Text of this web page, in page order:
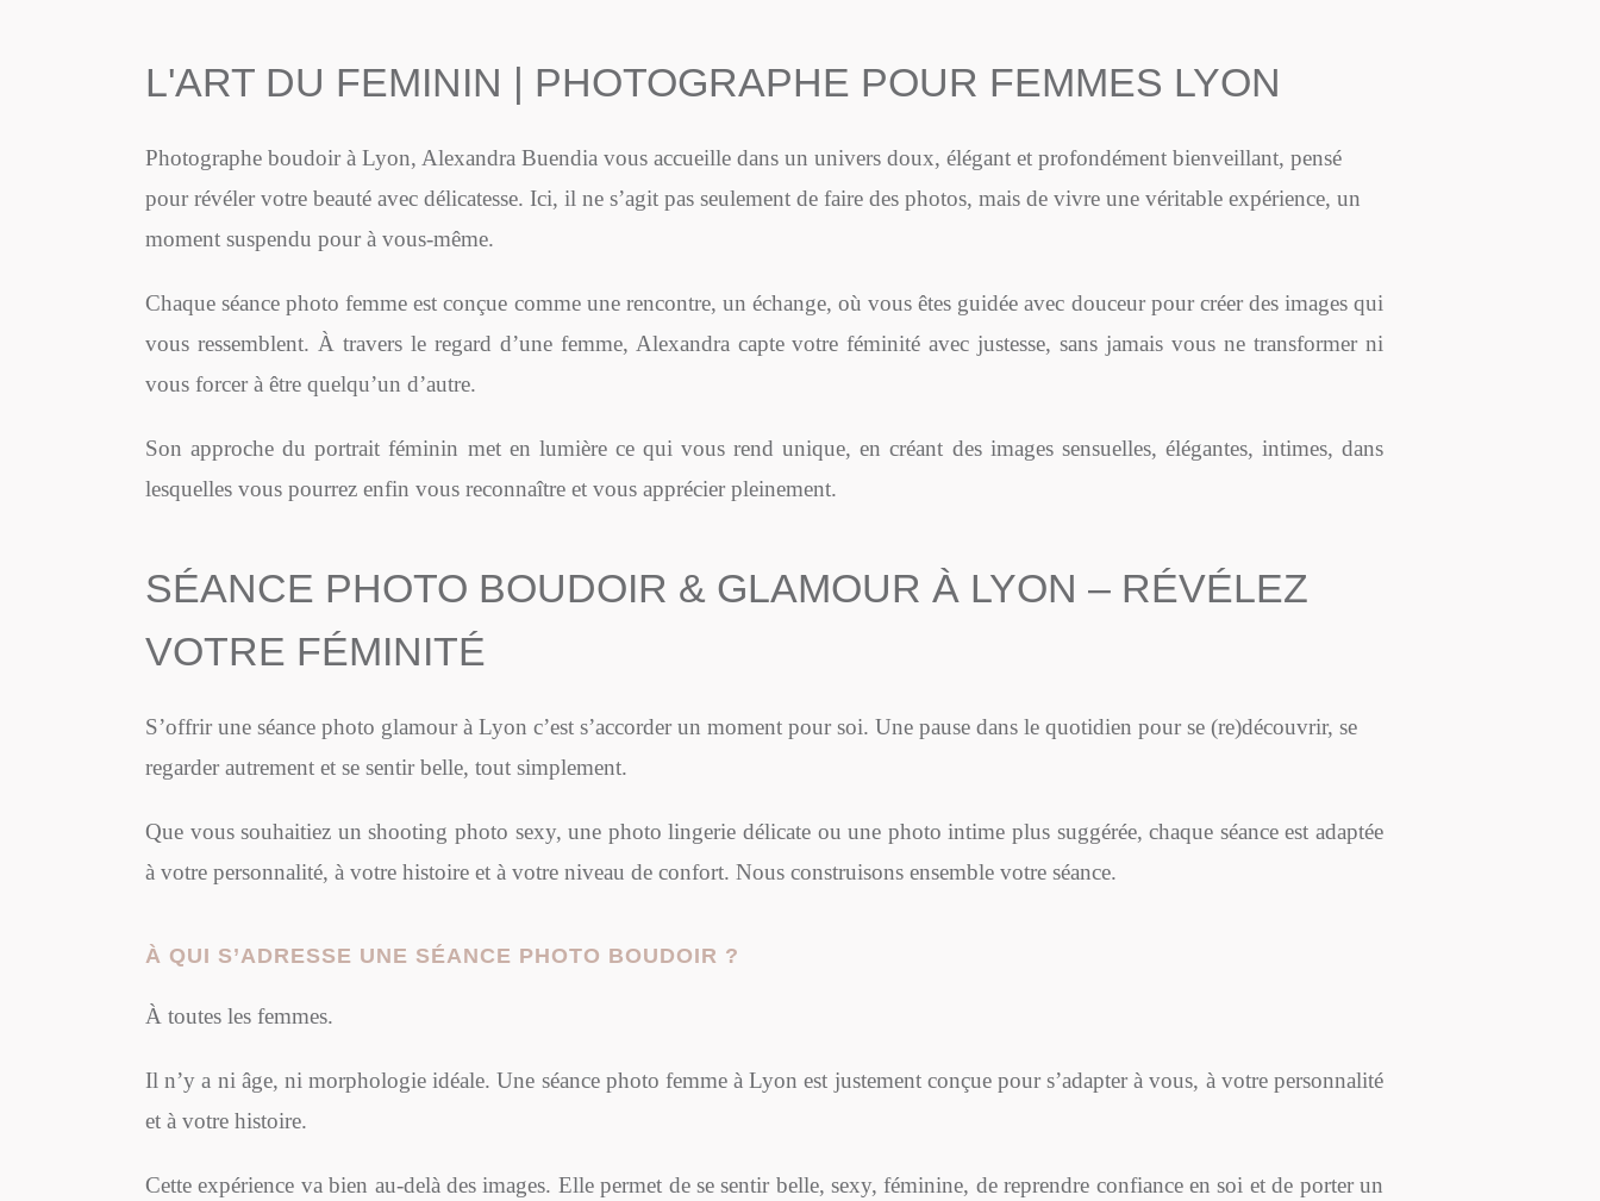
L'ART DU FEMININ | PHOTOGRAPHE POUR FEMMES LYON
Photographe boudoir à Lyon, Alexandra Buendia vous accueille dans un univers doux, élégant et profondément bienveillant, pensé
pour révéler votre beauté avec délicatesse. Ici, il ne s’agit pas seulement de faire des photos, mais de vivre une véritable expérience, un
moment suspendu pour à vous-même.
Chaque séance photo femme est conçue comme une rencontre, un échange, où vous êtes guidée avec douceur pour créer des images qui
vous ressemblent. À travers le regard d’une femme, Alexandra capte votre féminité avec justesse, sans jamais vous ne transformer ni
vous forcer à être quelqu’un d’autre.
Son approche du portrait féminin met en lumière ce qui vous rend unique, en créant des images sensuelles, élégantes, intimes, dans
lesquelles vous pourrez enfin vous reconnaître et vous apprécier pleinement.
SÉANCE PHOTO BOUDOIR & GLAMOUR À LYON – RÉVÉLEZ
VOTRE FÉMINITÉ
S’offrir une séance photo glamour à Lyon c’est s’accorder un moment pour soi. Une pause dans le quotidien pour se (re)découvrir, se
regarder autrement et se sentir belle, tout simplement.
Que vous souhaitiez un shooting photo sexy, une photo lingerie délicate ou une photo intime plus suggérée, chaque séance est adaptée
à votre personnalité, à votre histoire et à votre niveau de confort. Nous construisons ensemble votre séance.
À QUI S’ADRESSE UNE SÉANCE PHOTO BOUDOIR ?
À toutes les femmes.
Il n’y a ni âge, ni morphologie idéale. Une séance photo femme à Lyon est justement conçue pour s’adapter à vous, à votre personnalité
et à votre histoire.
Cette expérience va bien au-delà des images. Elle permet de se sentir belle, sexy, féminine, de reprendre confiance en soi et de porter un